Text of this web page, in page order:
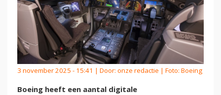
3 november 2025 - 15:41 | Door: onze redactie | Foto: Boeing
Boeing heeft een aantal digitale